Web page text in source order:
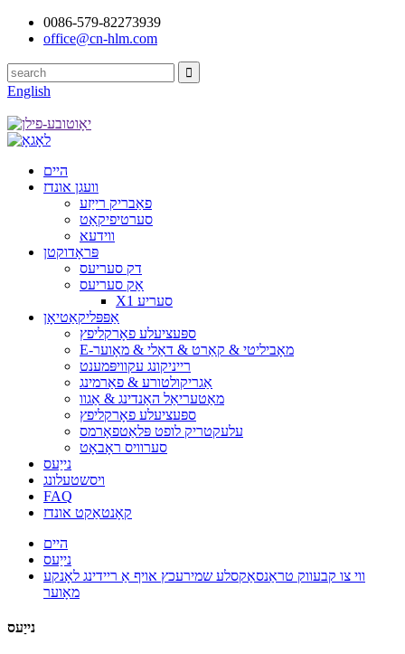
0086-579-82273939
office@cn-hlm.com
English
היים
וועגן אונדז
פאַבריק רייַזע
סערטיפיקאַט
ווידעא
פּראָדוקטן
דק סעריעס
אַק סעריעס
X1 סעריע
אַפּפּליקאַטיאָן
ספּעציעלע פאָרקליפץ
E-מאָביליטי & קאַרט & דאַלי & מאָוער
רייניקונג עקוויפּמענט
אַגריקולטורע & פאַרמינג
מאַטעריאַל האַנדינג & אַגוו
ספּעציעלע פאָרקליפץ
עלעקטריק לופט פּלאַטפאָרמס
סערוויס ראָבאָט
נייַעס
ויסשטעלונג
FAQ
קאָנטאַקט אונדז
היים
נייַעס
ווי צו קבעווק טראַנסאַקסלע שמירעכץ אויף אַ ריידינג לאָנקע
מאָוער
נייַעס